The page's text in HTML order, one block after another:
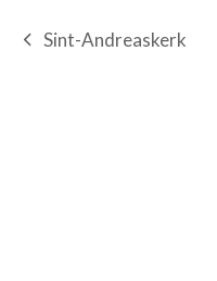
previous
Sint-Andreaskerk